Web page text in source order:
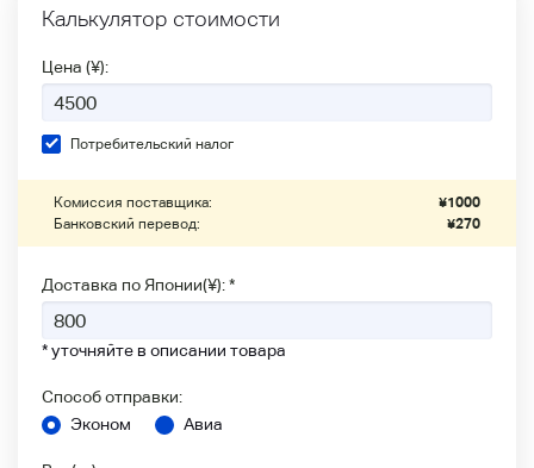
Калькулятор стоимости
Цена (¥):
Потребительский налог
Комиссия поставщика: ¥1000
Банковский перевод:
¥270
Доставка по Японии(¥): *
* уточняйте в описании товара
Способ отправки:
Эконом
Авиа